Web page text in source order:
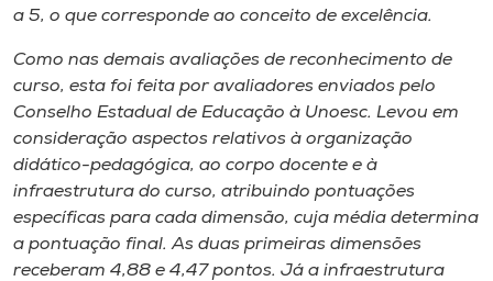
a 5, o que corresponde ao conceito de excelência.
Como nas demais avaliações de reconhecimento de
curso, esta foi feita por avaliadores enviados pelo
Conselho Estadual de Educação à Unoesc. Levou em
consideração aspectos relativos à organização
didático-pedagógica, ao corpo docente e à
infraestrutura do curso, atribuindo pontuações
específicas para cada dimensão, cuja média determina
a pontuação final. As duas primeiras dimensões
receberam 4,88 e 4,47 pontos. Já a infraestrutura